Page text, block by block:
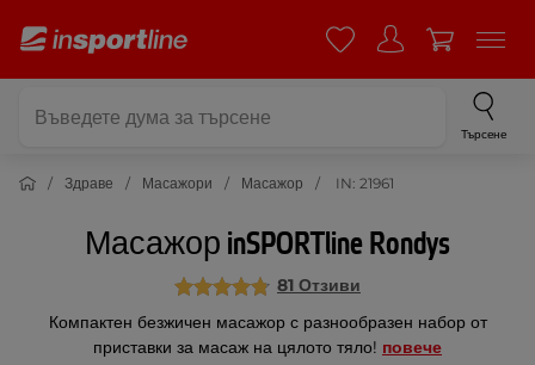
Търсене
Здраве Масажори Масажор IN: 21961
Масажор inSPORTline Rondys
81 Отзиви
Компактен безжичен масажор с разнообразен набор от
приставки за масаж на цялото тяло! повече